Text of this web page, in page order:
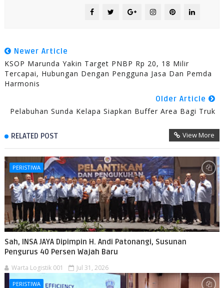
Newer Article
KSOP Marunda Yakin Target PNBP Rp 20, 18 Milir
Tercapai, Hubungan Dengan Pengguna Jasa Dan Pemda
Harmonis
Older Article
Pelabuhan Sunda Kelapa Siapkan Buffer Area Bagi Truk
RELATED POST View More
PERISTIWA
Sah, INSA JAYA Dipimpin H. Andi Patonangi, Susunan
Pengurus 40 Persen Wajah Baru
Warta Logistik 001 Jul 31, 2026
PERISTIWA